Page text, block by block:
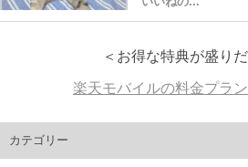
＜お得な特典が盛り
楽天モバイルの料金プラ
カテゴリー